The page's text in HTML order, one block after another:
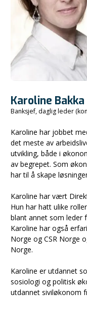
Karoline
Banksjef, daglig leder
Karoline har jobbet
det meste av
utvikling, både i
av begrepet. Som
har til å skape
Karoline har vært
Hun har hatt ulike
blant annet som leder
Karoline har også
Norge og CSR Norge
Norge.
Karoline er utdannet
sosiologi og politisk
utdannet siviløkonom